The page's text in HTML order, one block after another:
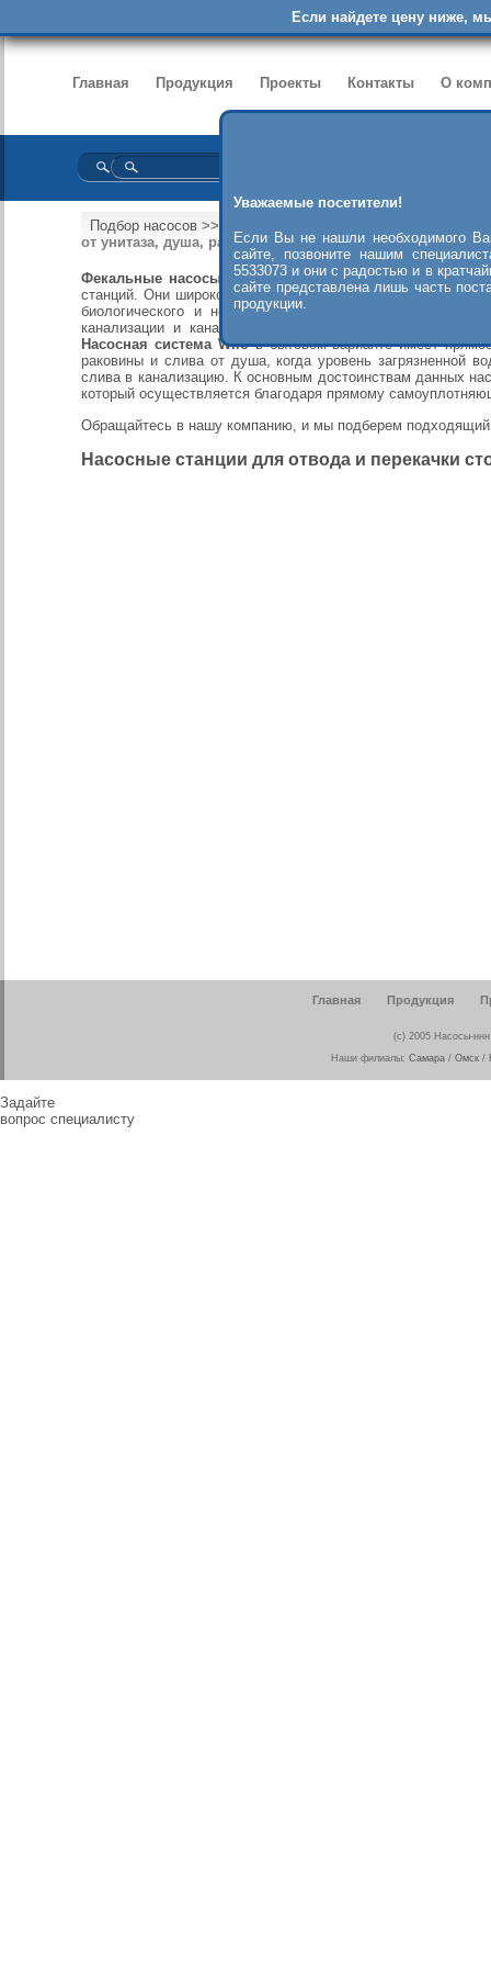
Уважаемые посетители!
Если Вы не нашли необходимого
сайте, позвоните нашим
5533073 и они с радостью и в
сайте представлена лишь часть
продукции.
Если найдете цену ниже,
Главная Продукция Проекты Контакты О
Подбор насосов >>
от унитаза, душа, раковины и пр.
Фекальные насосы Wiloзарекомендовали себя как
станций. Они широко используются для перекачивания
биологического и не биологического характера.
канализации и канализации очистных сооружений, а
Насосная система Wiloв бытовом варианте имеет
раковины и слива от душа, когда уровень загрязненной
слива в канализацию. К основным достоинствам данных
который осуществляется благодаря прямому
Обращайтесь в нашу компанию, и мы подберем
Насосные станции для отвода и перекачки
Главная Продукция
(c) 2005 Насосы-
Наши филиалы: Самара/ Омск/
Задайте
вопрос специалисту